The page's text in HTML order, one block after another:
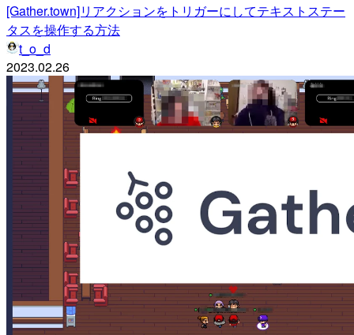
[Gather.town]リアクションをトリガーにしてテキストステー
タスを操作する方法
t_o_d
2023.02.26